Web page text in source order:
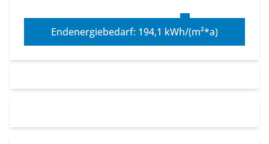
Endenergiebedarf: 194,1 kWh/(m²*a)